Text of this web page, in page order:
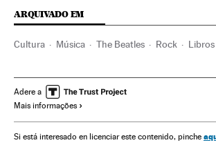
ARQUIVADO EM
Cultura Música The Beatles Rock Libros
Paul McCartney John Lennon
Adere a
Mais informações
Si está interesado en licenciar este contenido, pinche